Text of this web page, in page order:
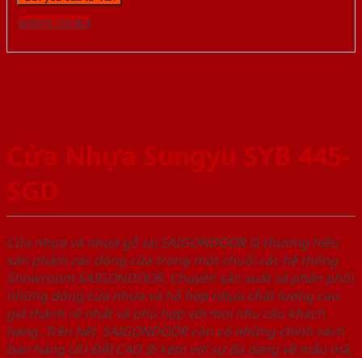
Gọi 0976.169.864
Cửa Nhựa Sungyu SYB 445-
SGD
Cửa nhựa và nhựa gỗ tại SAIGONDOOR là thương hiệu
sản phẩm các dòng cửa trong một chuỗi các hệ thống
Showroom SAIGONDOOR. Chuyên sản xuất và phân phối
những dòng cửa nhựa và hỗ hợp nhựa chất lượng cao,
giá thành rẻ nhất và phù hợp với mọi nhu cầu khách
hàng. Trên hết, SAIGONDOOR còn có những chính sách
bán hàng ƯU ĐÃI CAO đi kèm với sự đa dạng về mẫu mã,